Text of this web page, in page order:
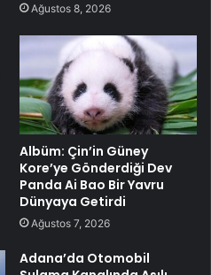
Ağustos 8, 2026
Albüm: Çin’in Güney
Kore’ye Gönderdiği Dev
Panda Ai Bao Bir Yavru
Dünyaya Getirdi
Ağustos 7, 2026
Adana’da Otomobil